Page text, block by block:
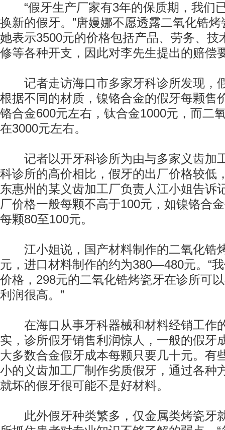
“假牙生产厂家有3年的保质期，我们
换新的假牙。”唐嫚娜不愿透露二氧化锆
她表示3500元的价格包括产品、劳务、技
修等各种开支，因此对李先生提出的赔偿
记者走访海口市多家牙科诊所发现，
根据不同的材质，镍铬合金的假牙每颗售
铬合金600元左右，钛合金1000元，而二
在3000元左右。
记者以开牙科诊所为由与多家义齿加
科诊所的高价相比，假牙的出厂价格较低
东惠州的某义齿加工厂负责人江小姐告诉
厂价格一般每颗不高于100元，如镍铬合
每颗80至100元。
江小姐说，国产材料制作的二氧化锆
元，进口材料制作的约为380—480元。“
价格，298元的二氧化锆烤瓷牙在诊所可
利润很高。”
在海口从事牙科器械和材料经销工作
实，诊所假牙销售利润惊人，一般的假牙
大多数合金假牙成本每颗只要几十元。有
小的义齿加工厂制作劣质假牙，通过各种
就坏的假牙很可能不是好材料。
此外假牙种类繁多，仅金属类烤瓷牙